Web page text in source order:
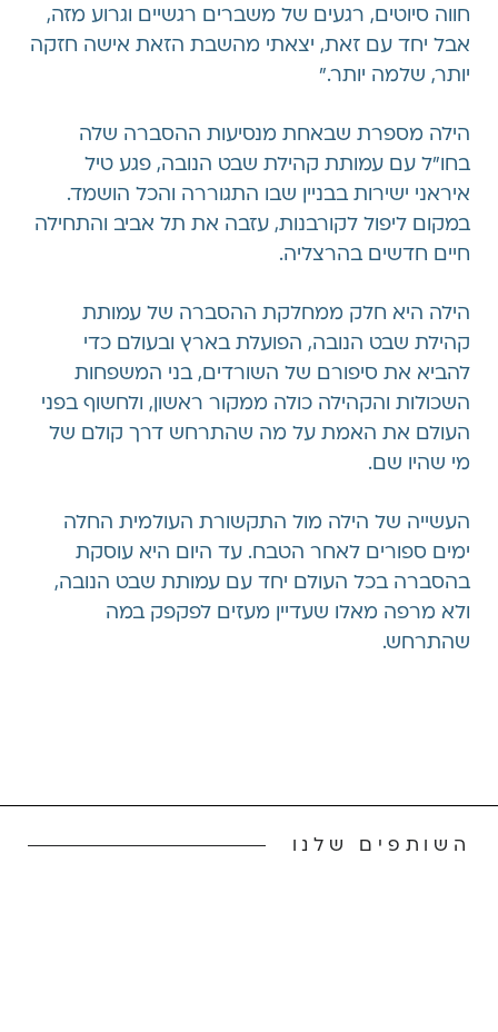
חווה סיוטים, רגעים של משברים רגשיים וגרוע מזה,
אבל יחד עם זאת, יצאתי מהשבת הזאת אישה חזקה
יותר, שלמה יותר.”
הילה מספרת שבאחת מנסיעות ההסברה שלה
בחו”ל עם עמותת קהילת שבט הנובה, פגע טיל
איראני ישירות בבניין שבו התגוררה והכל הושמד.
במקום ליפול לקורבנות, עזבה את תל אביב והתחילה
חיים חדשים בהרצליה.
הילה היא חלק ממחלקת ההסברה של עמותת
קהילת שבט הנובה, הפועלת בארץ ובעולם כדי
להביא את סיפורם של השורדים, בני המשפחות
השכולות והקהילה כולה ממקור ראשון, ולחשוף בפני
העולם את האמת על מה שהתרחש דרך קולם של
מי שהיו שם.
העשייה של הילה מול התקשורת העולמית החלה
ימים ספורים לאחר הטבח. עד היום היא עוסקת
בהסברה בכל העולם יחד עם עמותת שבט הנובה,
ולא מרפה מאלו שעדיין מעזים לפקפק במה
שהתרחש.
השותפים שלנו